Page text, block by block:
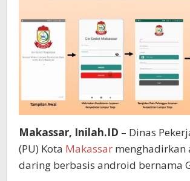
Makassar, Inilah.ID – Dinas
(PU) Kota Makassar menghadirkan
daring berbasis android bernama